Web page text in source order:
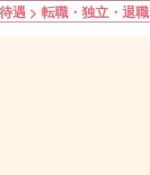
遇 > 転職・独立・退職